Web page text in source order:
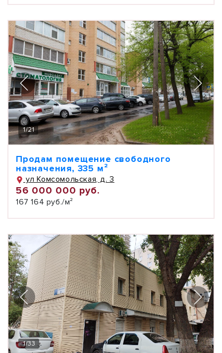
1/21
Продам помещение свободного
назначения, 335 м²
ул Комсомольская, д. 3
56 000 000 руб.
167 164 руб./м²
1/33